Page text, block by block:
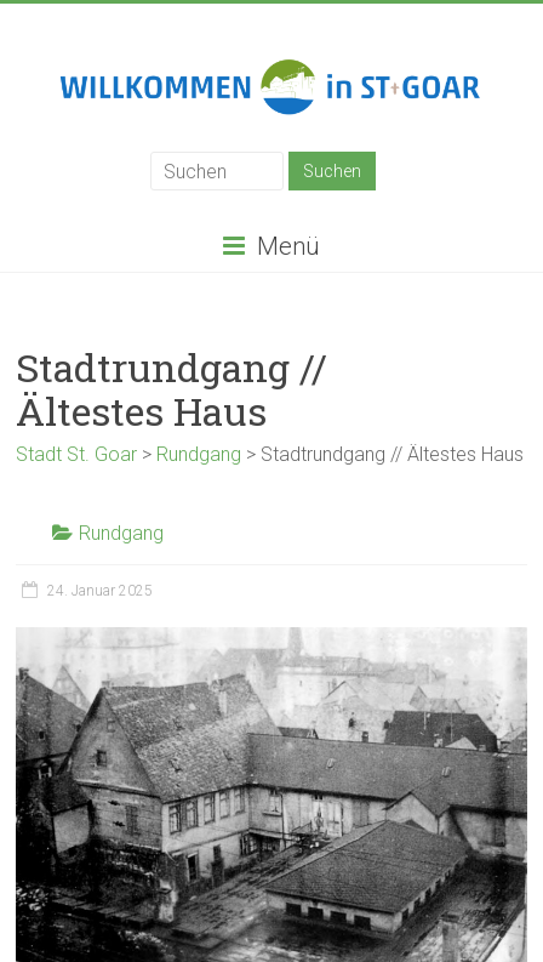
Menü
Stadtrundgang //
Ältestes Haus
Stadt St. Goar > Rundgang > Stadtrundgang // Ältestes Haus
Rundgang
24. Januar 2025